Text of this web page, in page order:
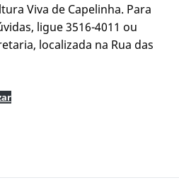
Viva de Capelinha. Para
ligue 3516-4011 ou
localizada na Rua das